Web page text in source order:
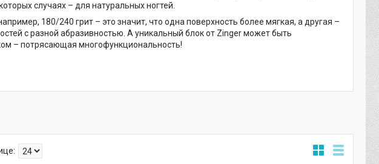
случаях – для натуральных ногтей.
180/240 грит – это значит, что одна поверхность более мягкая, а другая –
с разной абразивностью. А уникальный блок от Zinger может быть
– потрясающая многофункциональность!